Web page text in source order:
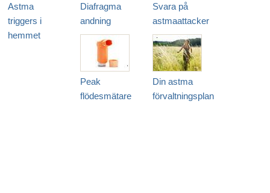
Astma
triggers i
hemmet
Diafragma
andning
Svara på
astmaattacker
Peak
flödesmätare
Din astma
förvaltningsplan